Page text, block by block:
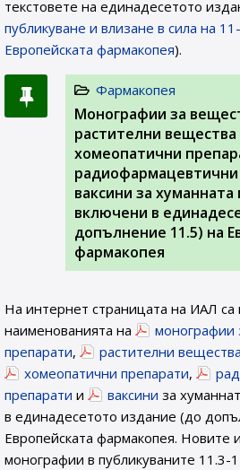
текстовете на единадесетото
публикуване и влизане в сила на
Европейската фармакопея).
Фармакопея
Монографии за
растителни
хомеопатични
ваксини за
включени в
допълнение 11.5) на
фармакопея
На интернет страницата на ИАЛ са
наименованията на
монографии
препарати, растителни
хомеопатични препарати,
препарати и ваксини за
в единадесетото издание (до
Европейската фармакопея. Новите
монографии в публикуваните 11.3-